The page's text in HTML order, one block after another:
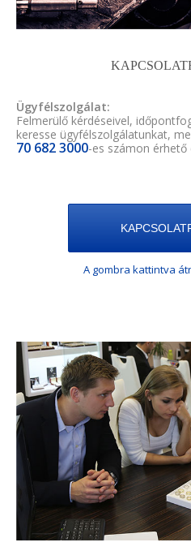
Ügyfélszolgálat:
Felmerülő kérdéseivel,
keresse ügyfélszolgálatunkat,
70 682 3000-es számon érhető
A gombra kattintva